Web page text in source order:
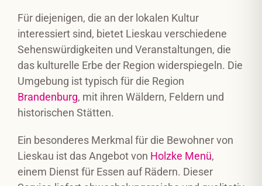
Für diejenigen, die an der lokalen Kultur
interessiert sind, bietet Lieskau verschiedene
Sehenswürdigkeiten und Veranstaltungen, die
das kulturelle Erbe der Region widerspiegeln. Die
Umgebung ist typisch für die Region
Brandenburg, mit ihren Wäldern, Feldern und
historischen Stätten.
Ein besonderes Merkmal für die Bewohner von
Lieskau ist das Angebot von Holzke Menü,
einem Dienst für Essen auf Rädern. Dieser